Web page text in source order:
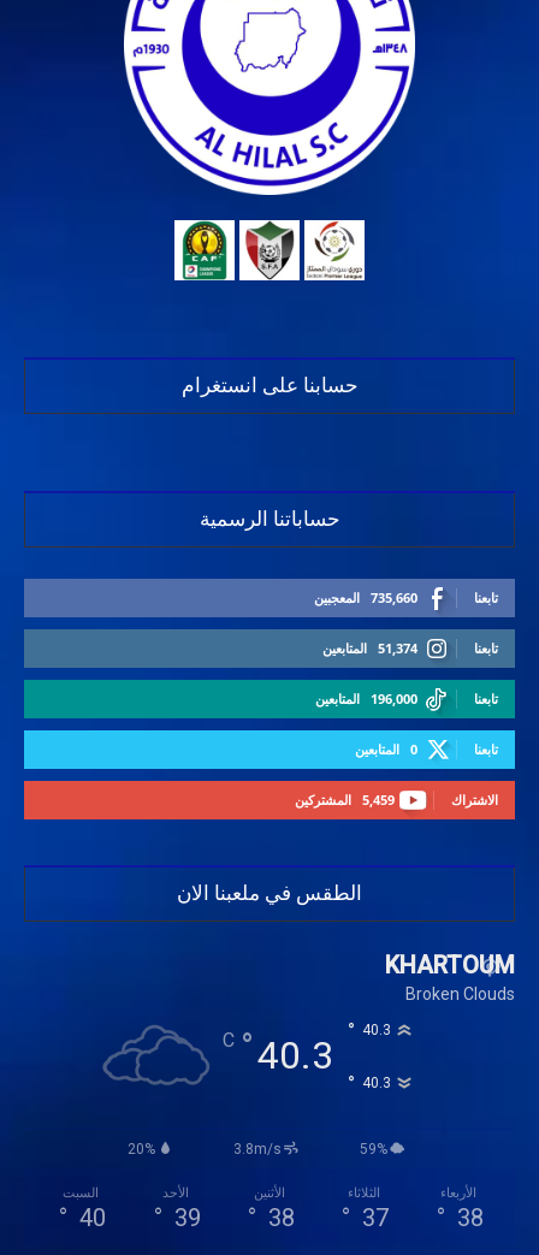
حسابنا على انستغرام
حساباتنا الرسمية
735,660 المعجبين تابعنا
51,374 المتابعين تابعنا
196,000 المتابعين تابعنا
0 المتابعين تابعنا
5,459 المشتركين الاشتراك
الطقس في ملعبنا الان
KHARTOUM
Broken Clouds
40.3
°
C 40.3
°
40.3
°
20% 3.8m/s 59%
السبت
40
°
الأحد
39
°
الأثنين
38
°
الثلاثاء
37
°
الأربعاء
38
°